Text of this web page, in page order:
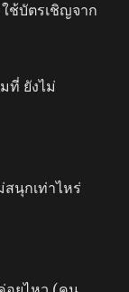
ช้บัตรเชิญจาก
ที่ ยังไม่
นุกเท่าไหร่